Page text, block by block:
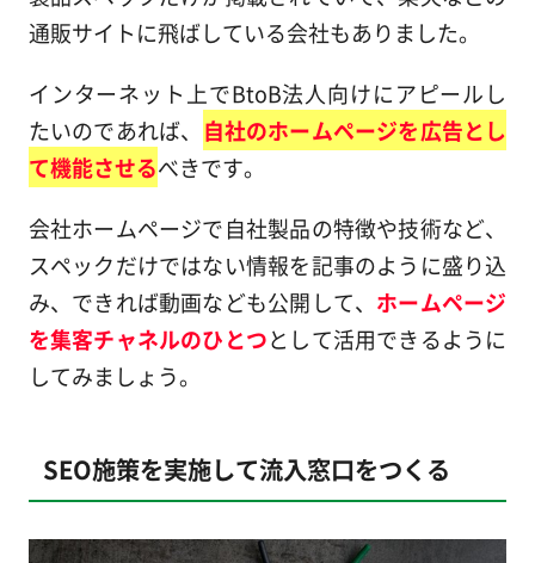
通販サイトに飛ばしている会社もありました。
インターネット上でBtoB法人向けにアピールし
たいのであれば、 自社のホームページを広告とし
て機能させるべきです。
会社ホームページで自社製品の特徴や技術など、
スペックだけではない情報を記事のように盛り込
み、できれば動画なども公開して、 ホームページ
を集客チャネルのひとつとして活用できるように
してみましょう。
SEO施策を実施して流入窓口をつくる